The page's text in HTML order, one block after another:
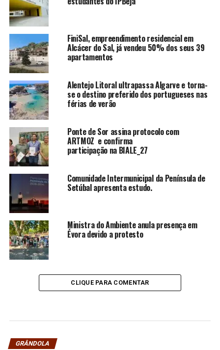
FiniSal, empreendimento residencial em
Alcácer do Sal, já vendeu 50% dos seus 39
apartamentos
Alentejo Litoral ultrapassa Algarve e torna-
se o destino preferido dos portugueses nas
férias de verão
Ponte de Sor assina protocolo com
ARTMOZ e confirma
participação na BIALE_27
Comunidade Intermunicipal da Península de
Setúbal apresenta estudo.
Ministra do Ambiente anula presença em
Évora devido a protesto
CLIQUE PARA COMENTAR
GRÂNDOLA